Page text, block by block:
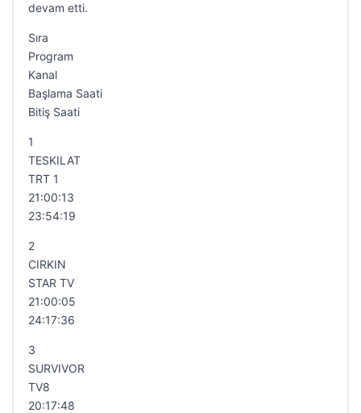
devam etti.
Sıra
Program
Kanal
Başlama Saati
Bitiş Saati
1
TESKILAT
TRT 1
21:00:13
23:54:19
2
CIRKIN
STAR TV
21:00:05
24:17:36
3
SURVIVOR
TV8
20:17:48